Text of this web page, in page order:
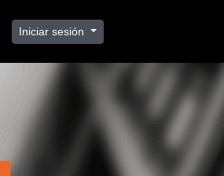
Iniciar sesión